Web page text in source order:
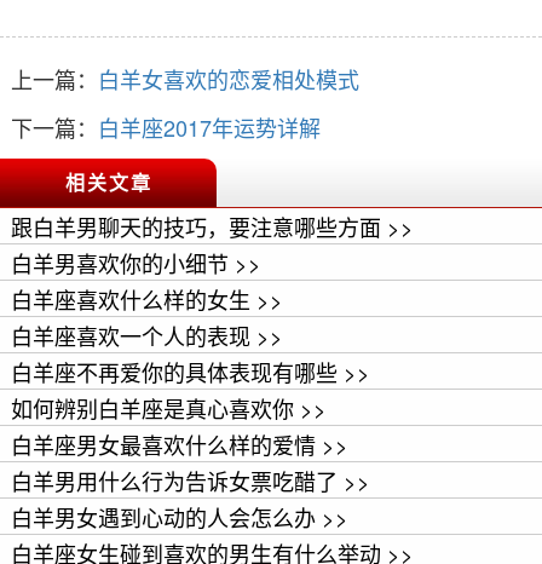
上一篇： 白羊女喜欢的恋爱相处模式
下一篇： 白羊座2017年运势详解
相关文章
跟白羊男聊天的技巧，要注意哪些方面 >>
白羊男喜欢你的小细节 >>
白羊座喜欢什么样的女生 >>
白羊座喜欢一个人的表现 >>
白羊座不再爱你的具体表现有哪些 >>
如何辨别白羊座是真心喜欢你 >>
白羊座男女最喜欢什么样的爱情 >>
白羊男用什么行为告诉女票吃醋了 >>
白羊男女遇到心动的人会怎么办 >>
白羊座女生碰到喜欢的男生有什么举动 >>